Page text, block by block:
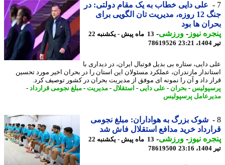
علی دایی خطاب به یک مقام دولتی: در
جنگ 12 روزه، مدیریت تان الگویی برای
ها بود
نیوز-ورزشی-
13 ماه پیش - یکشنبه 22
78619526
دایی، ستاره بی بدیل فوتبال ایران، در دیداری با
مازندران، عملکرد مسئولان این استان را در بحران اخیر مورد تحسین
داد و آن را نمونه ای موفق از مدیریت بحران در کشور توصیف کرد.
-بحران- علی دایی- استقلال-مدیریت-مبلغ نجومی قرارداد -
پرسپولیس
شوک بزرگ به هواداران: مبلغ نجومی
خرید مدافع استقلال فاش شد
نیوز-ورزشی-
13 ماه پیش - یکشنبه 22
78619500